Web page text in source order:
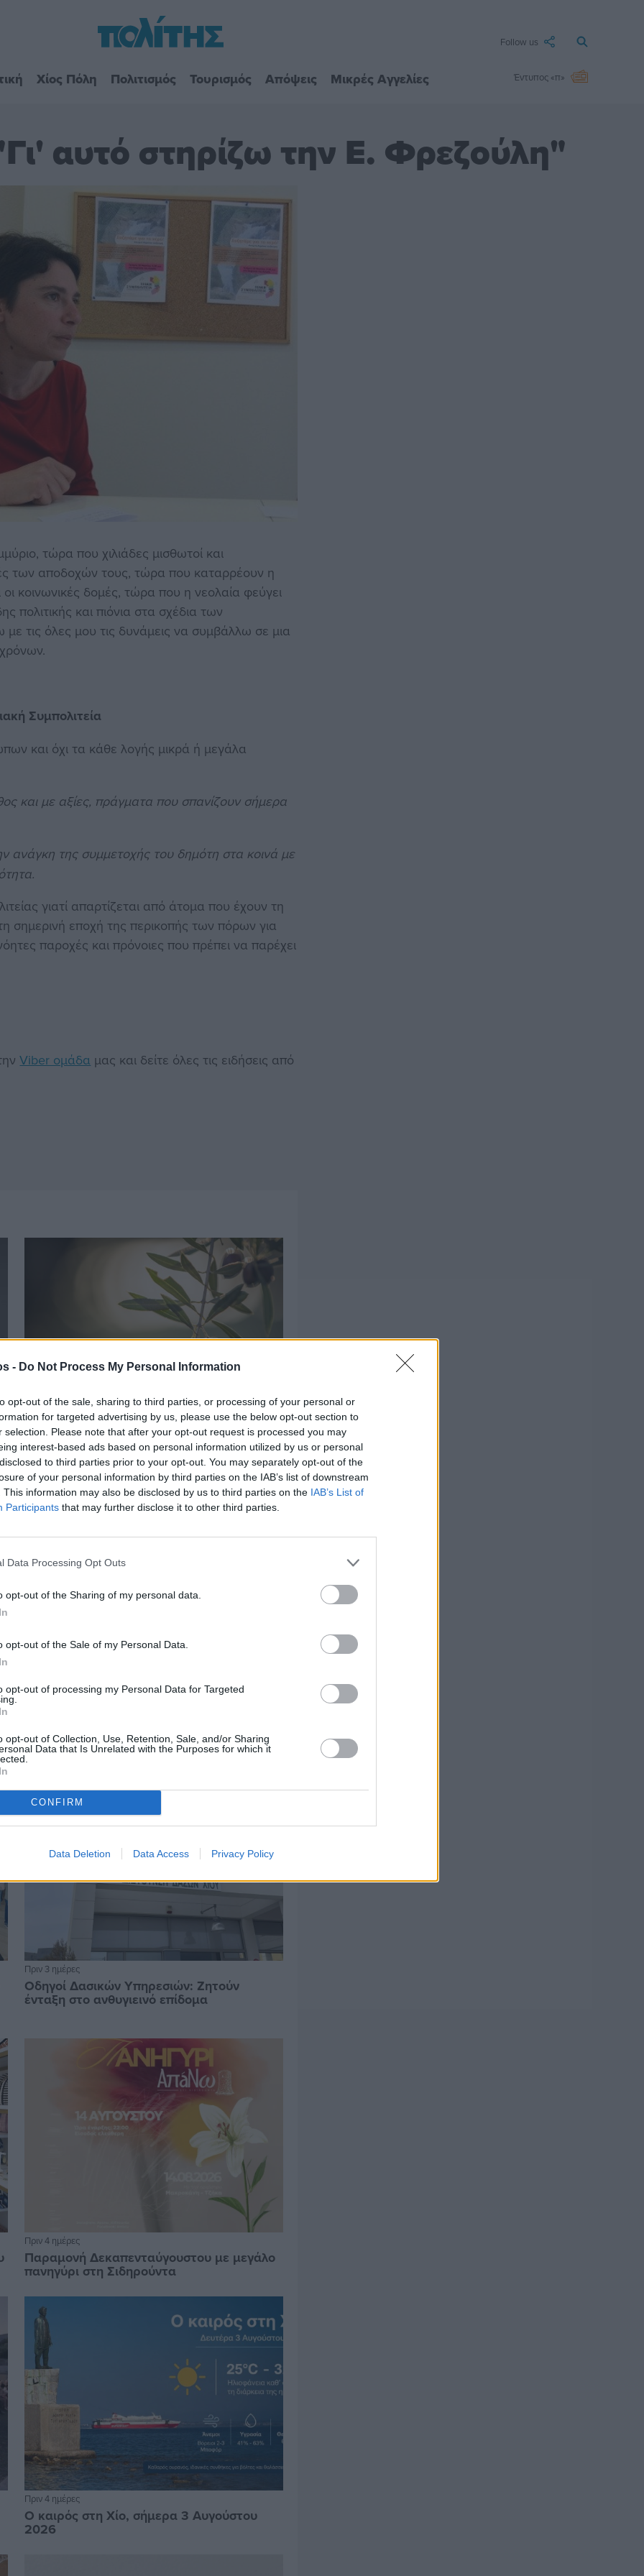
- Do Not Process My Personal Information
opt-out of the sale, sharing to third parties, or processing of your personal or
for targeted advertising by us, please use the below opt-out section to
selection. Please note that after your opt-out request is processed you may
interest-based ads based on personal information utilized by us or personal
to third parties prior to your opt-out. You may separately opt-out of the
of your personal information by third parties on the IAB’s list of downstream
This information may also be disclosed by us to third parties on the IAB’s List of
Participants that may further disclose it to other third parties.
Data Processing Opt Outs
opt-out of the Sharing of my personal data.
opt-out of the Sale of my Personal Data.
opt-out of processing my Personal Data for Targeted
opt-out of Collection, Use, Retention, Sale, and/or Sharing
Data that Is Unrelated with the Purposes for which it
CONFIRM
Data Deletion Data Access Privacy Policy
Follow us
Χίος Πόλη Πολιτισμός Τουρισμός Απόψεις Μικρές Αγγελίες Έντυπος «π»
αυτό στηρίζω την Ε. Φρεζούλη"
τώρα που χιλιάδες μισθωτοί και
των αποδοχών τους, τώρα που καταρρέουν η
οι κοινωνικές δομές, τώρα που η νεολαία φεύγει
πολιτικής και πιόνια στα σχέδια των
τις όλες μου τις δυνάμεις να συμβάλλω σε μια
Συμπολιτεία
και όχι τα κάθε λογής μικρά ή μεγάλα
και με αξίες, πράγματα που σπανίζουν σήμερα
ανάγκη της συμμετοχής του δημότη στα κοινά με
γιατί απαρτίζεται από άτομα που έχουν τη
σημερινή εποχή της περικοπής των πόρων για
παροχές και πρόνοιες που πρέπει να παρέχει
Viber ομάδα μας και δείτε όλες τις ειδήσεις από
Πριν 3 ημέρες
Ελαιοκομικό Μητρώο: Ξεκινά η
προετοιμασία των ελαιοπαραγωγών στη
Χίο
«κόκκινο»
Πριν 3 ημέρες
Οδηγοί Δασικών Υπηρεσιών: Ζητούν
ένταξη στο ανθυγιεινό επίδομα
Πριν 4 ημέρες
Παραμονή Δεκαπενταύγουστου με μεγάλο
πανηγύρι στη Σιδηρούντα
Πριν 4 ημέρες
Ο καιρός στη Χίο, σήμερα 3 Αυγούστου
2026